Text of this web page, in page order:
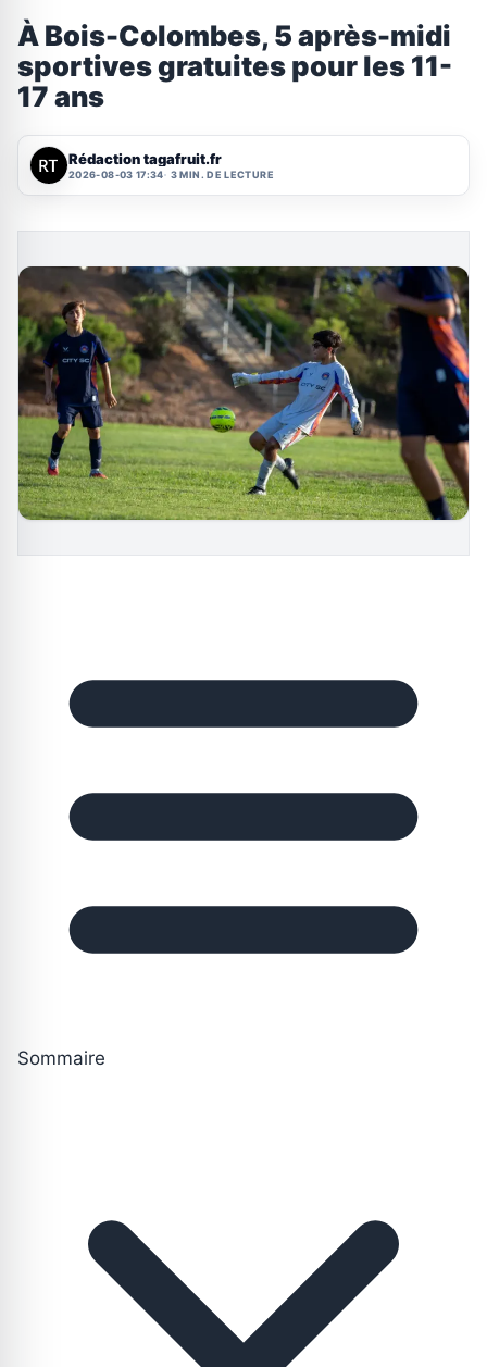
À Bois-Colombes, 5 après-midi
sportives gratuites pour les 11-
17 ans
Rédaction tagafruit.fr
2026-08-03 17:34 3 MIN. DE LECTURE
Sommaire